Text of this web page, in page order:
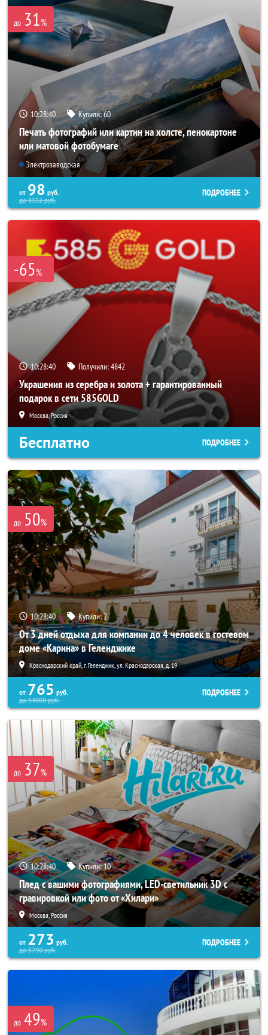
до 31%
10:28:37 Купили:60
Печать фотографий или картин на холсте, пенокартоне
или матовой фотобумаге
Электрозаводская
от 98 руб.
до8352руб.
ПОДРОБНЕЕ
-65%
10:28:37 Получили:4842
Украшения из серебра и золота + гарантированный
подарок в сети 585GOLD
Москва, Россия
Бесплатно ПОДРОБНЕЕ
до 50%
10:28:37 Купили:2
От 3 дней отдыха для компании до 4 человек в гостевом
доме «Карина» в Геленджике
Краснодарский край, г. Геленджик, ул. Краснодарская, д. 19
от 765 руб.
до54000руб.
ПОДРОБНЕЕ
до 37%
10:28:37 Купили:10
Плед с вашими фотографиями, LED-светильник 3D с
гравировкой или фото от «Хилари»
Москва, Россия
от 273 руб.
до5790руб.
ПОДРОБНЕЕ
до 49%